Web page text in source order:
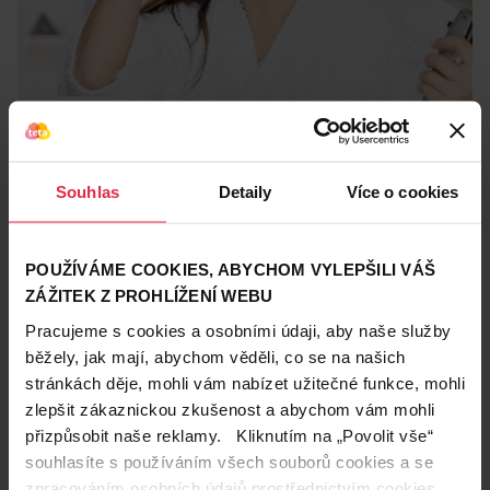
Souhlas Detaily Více o cookies
POUŽÍVÁME COOKIES, ABYCHOM VYLEPŠILI VÁŠ
ZÁŽITEK Z PROHLÍŽENÍ WEBU
Pracujeme s cookies a osobními údaji, aby naše služby
běžely, jak mají, abychom věděli, co se na našich
stránkách děje, mohli vám nabízet užitečné funkce, mohli
zlepšit zákaznickou zkušenost a abychom vám mohli
přizpůsobit naše reklamy. Kliknutím na „Povolit vše“
souhlasíte s používáním všech souborů cookies a se
Krásné vlasy
13. 10. 2020
zdravější. Jak to tedy ve skutečnosti je?